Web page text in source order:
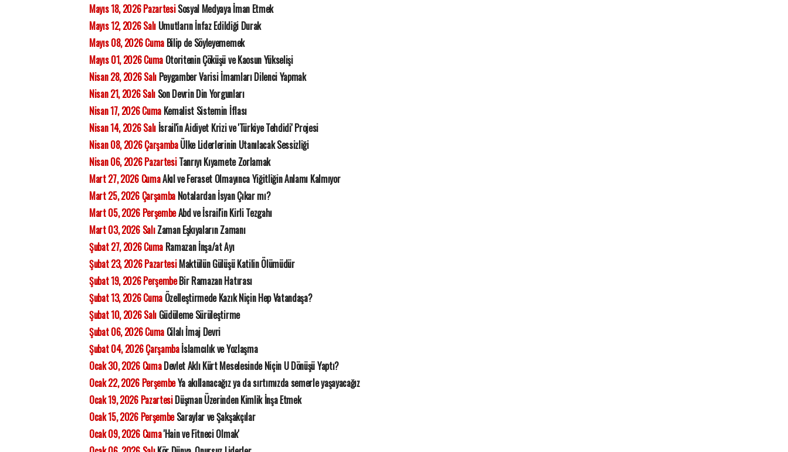
Mayıs 18, 2026 PazartesiSosyal Medyaya İman Etmek
Mayıs 12, 2026 SalıUmutların İnfaz Edildiği Durak
Mayıs 08, 2026 CumaBilip de Söyleyememek
Mayıs 01, 2026 CumaOtoritenin Çöküşü ve Kaosun Yükselişi
Nisan 28, 2026 SalıPeygamber Varisi İmamları Dilenci Yapmak
Nisan 21, 2026 SalıSon Devrin Din Yorgunları
Nisan 17, 2026 CumaKemalist Sistemin İflası
Nisan 14, 2026 Salıİsrail'in Aidiyet Krizi ve 'Türkiye Tehdidi' Projesi
Nisan 08, 2026 ÇarşambaÜlke Liderlerinin Utanılacak Sessizliği
Nisan 06, 2026 PazartesiTanrıyı Kıyamete Zorlamak
Mart 27, 2026 CumaAkıl ve Feraset Olmayınca Yiğitliğin Anlamı Kalmıyor
Mart 25, 2026 ÇarşambaNotalardan İsyan Çıkar mı?
Mart 05, 2026 PerşembeAbd ve İsrail'in Kirli Tezgahı
Mart 03, 2026 SalıZaman Eşkıyaların Zamanı
Şubat 27, 2026 CumaRamazan İnşa/at Ayı
Şubat 23, 2026 PazartesiMaktülün Gülüşü Katilin Ölümüdür
Şubat 19, 2026 PerşembeBir Ramazan Hatırası
Şubat 13, 2026 CumaÖzelleştirmede Kazık Niçin Hep Vatandaşa?
Şubat 10, 2026 SalıGüdüleme Sürüleştirme
Şubat 06, 2026 CumaCilalı İmaj Devri
Şubat 04, 2026 Çarşambaİslamcılık ve Yozlaşma
Ocak 30, 2026 CumaDevlet Aklı Kürt Meselesinde Niçin U Dönüşü Yaptı?
Ocak 22, 2026 PerşembeYa akıllanacağız ya da sırtımızda semerle yaşayacağız
Ocak 19, 2026 PazartesiDüşman Üzerinden Kimlik İnşa Etmek
Ocak 15, 2026 PerşembeSaraylar ve Şakşakçılar
Ocak 09, 2026 Cuma'Hain ve Fitneci Olmak'